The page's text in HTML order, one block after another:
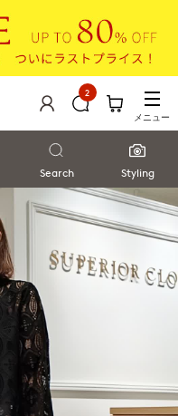
2
メニュー
Search Styling